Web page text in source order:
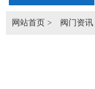
网站首页 > 阀门资讯